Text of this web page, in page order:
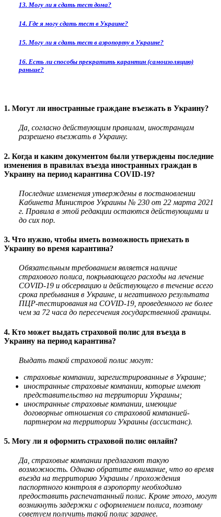
13. Могу ли я сдать тест дома?
14. Где я могу сдать тест в Украине?
15. Могу ли я сдать тест в аэропорту в Украине?
16. Есть ли способы прекратить карантин (самоизоляцию)
раньше?
1. Могут ли иностранные граждане въезжать в Украину?
Да, согласно действующим правилам, иностранцам
разрешено въезжать в Украину.
2. Когда и каким документом были утверждены последние
изменения в правилах въезда иностранных граждан в
Украину на период карантина COVID-19?
Последние изменения утверждены в постановлении
Кабинета Министров Украины № 230 от 22 марта 2021
г. Правила в этой редакции остаются действующими и
до сих пор.
3. Что нужно, чтобы иметь возможность приехать в
Украину во время карантина?
Обязательным требованием является наличие
страхового полиса, покрывающего расходы на лечение
COVID-19 и обсервацию и действующего в течение всего
срока пребывания в Украине, и негативного результата
ПЦР-тестирования на COVID-19, проведенного не более
чем за 72 часа до пересечения государственной границы.
4. Кто может выдать страховой полис для въезда в
Украину на период карантина?
Выдать такой страховой полис могут:
страховые компании, зарегистрированные в Украине;
иностранные страховые компании, которые имеют
представительство на территории Украины;
иностранные страховые компании, имеющие
договорные отношения со страховой компанией-
партнером на территории Украины (ассистанс).
5. Могу ли я оформить страховой полис онлайн?
Да, страховые компании предлагают такую
возможность. Однако обратите внимание, что во время
въезда на территорию Украины / прохождения
паспортного контроля в аэропорту необходимо
предоставить распечатанный полис. Кроме этого, могут
возникнуть задержки с оформлением полиса, поэтому
советуем получить такой полис заранее.